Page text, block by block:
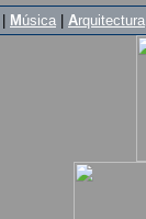
M úsica Arquitectura